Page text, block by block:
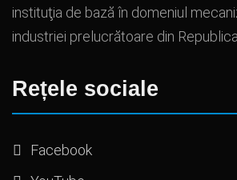
instituţia de bază în domeniul
industriei prelucrătoare din Republica
Rețele sociale
Facebook